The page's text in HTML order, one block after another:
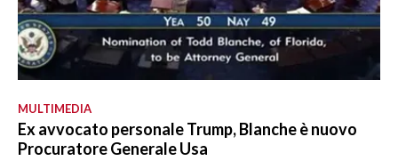
MULTIMEDIA
Ex avvocato personale Trump, Blanche è nuovo
Procuratore Generale Usa